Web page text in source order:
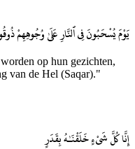
يَوْمَ يُسْحَبُونَ فِى ٱلنَّارِ عَلَىٰ وُجُوهِهِمْ
op hun gezichten,
van de Hel (Saqar)."
إِنَّا كُلَّ شَىْءٍ خَلَقْنَـٰهُ بِقَدَرٍ